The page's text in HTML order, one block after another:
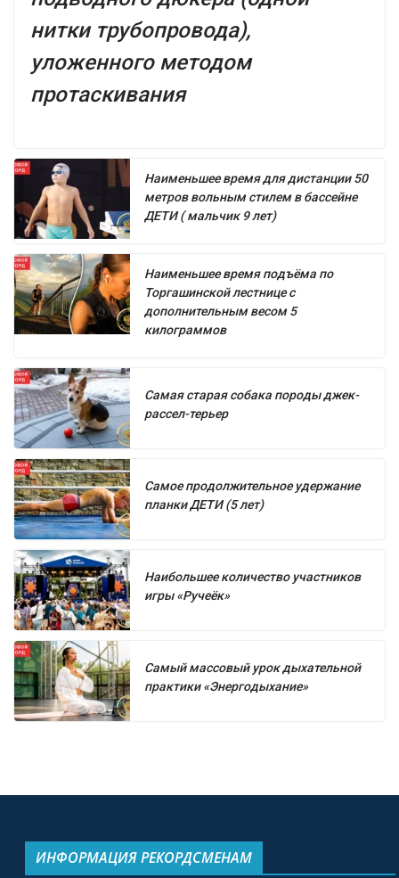
нитки трубопровода),
уложенного методом
протаскивания
Наименьшее время для дистанции 50
метров вольным стилем в бассейне
ДЕТИ ( мальчик 9 лет)
Наименьшее время подъёма по
Торгашинской лестнице с
дополнительным весом 5
килограммов
Самая старая собака породы джек-
рассел-терьер
Самое продолжительное удержание
планки ДЕТИ (5 лет)
Наибольшее количество участников
игры «Ручеёк»
Самый массовый урок дыхательной
практики «Энергодыхание»
ИНФОРМАЦИЯ РЕКОРДСМЕНАМ